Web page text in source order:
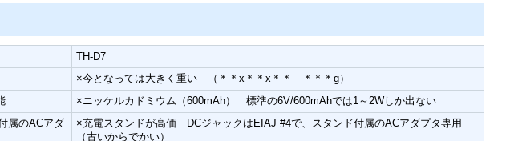
TH-D7
×今となっては大きく重い （＊＊x＊＊x＊＊ ＊＊＊g）
×ニッケルカドミウム（600mAh） 標準の6V/600mAhでは1～2Wしか出ない
属のACアダ
×充電スタンドが高価 DCジャックはEIAJ #4で、スタンド付属のACアダプタ専用
（古いからでかい）